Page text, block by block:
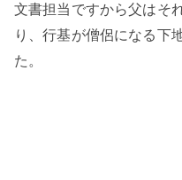
文書担当ですから父はそ
り、行基が僧侶になる下
た。